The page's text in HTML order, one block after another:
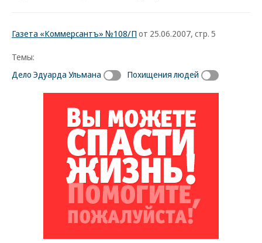
Газета «Коммерсантъ» №108/П от 25.06.2007, стр. 5
Темы:
Дело Эдуарда Ульмана
Похищения людей